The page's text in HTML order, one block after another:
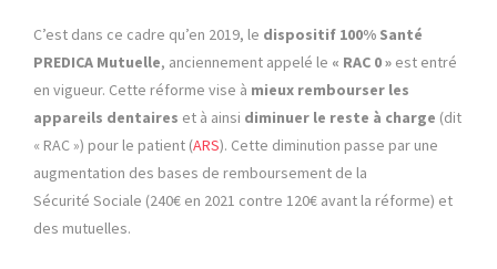
C’est dans ce cadre qu’en 2019, le dispositif 100% Santé
PREDICA Mutuelle, anciennement appelé le « RAC 0 » est entré
en vigueur. Cette réforme vise à mieux rembourser les
appareils dentaires et à ainsi diminuer le reste à charge (dit
« RAC ») pour le patient (ARS). Cette diminution passe par une
augmentation des bases de remboursement de la
Sécurité Sociale (240€ en 2021 contre 120€ avant la réforme) et
des mutuelles.